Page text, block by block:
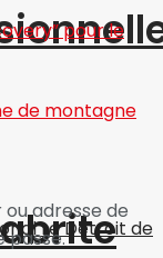
abrite
adresse de
passe.